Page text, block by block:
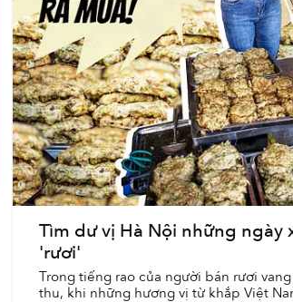
Tìm dư vị Hà Nội những ngày
'rươi'
Trong tiếng rao của người bán rươi
thu, khi những hương vị từ khắp Việt